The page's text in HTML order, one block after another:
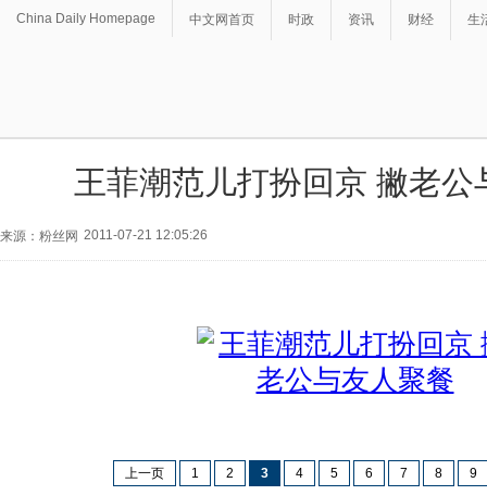
China Daily Homepage 中文网首页 时政 资讯 财经 生
王菲潮范儿打扮回京 撇老公
来源：粉丝网 2011-07-21 12:05:26
上一页 1 2 3 4 5 6 7 8 9